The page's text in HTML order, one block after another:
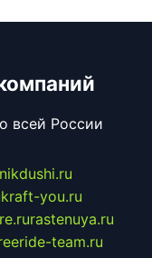
всей России
kraft-you.ru
rastenuya.ru
team.ru